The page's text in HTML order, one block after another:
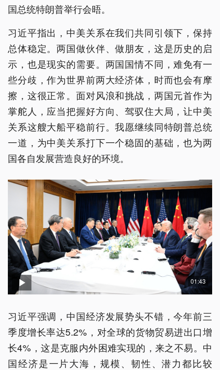
国总统特朗普举行会晤。
习近平指出，中美关系在我们共同引领下，保持
总体稳定。两国做伙伴、做朋友，这是历史的启
示，也是现实的需要。两国国情不同，难免有一
些分歧，作为世界前两大经济体，时而也会有摩
擦，这很正常。面对风浪和挑战，两国元首作为
掌舵人，应当把握好方向、驾驭住大局，让中美
关系这艘大船平稳前行。我愿继续同特朗普总统
一道，为中美关系打下一个稳固的基础，也为两
国各自发展营造良好的环境。
01:43
习近平强调，中国经济发展势头不错，今年前三
季度增长率达5.2%，对全球的货物贸易进出口增
长4%，这是克服内外困难实现的，来之不易。中
国经济是一片大海，规模、韧性、潜力都比较